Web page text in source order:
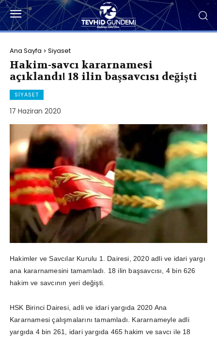
Ana Sayfa Siyaset
Hakim-savcı kararnamesi
açıklandı! 18 ilin başsavcısı değişti
SIYASET
17 Haziran 2020
Hakimler ve Savcılar Kurulu 1. Dairesi, 2020 adli ve idari yargı
ana kararnamesini tamamladı. 18 ilin başsavcısı, 4 bin 626
hakim ve savcının yeri değişti.
HSK Birinci Dairesi, adli ve idari yargıda 2020 Ana
Kararnamesi çalışmalarını tamamladı. Kararnameyle adli
yargıda 4 bin 261, idari yargıda 465 hakim ve savcı ile 18